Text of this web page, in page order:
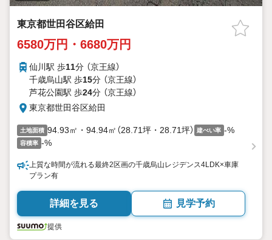
東京都世田谷区給田
6580万円・6680万円
仙川駅 歩11分 （京王線）
千歳烏山駅 歩15分 （京王線）
芦花公園駅 歩24分 （京王線）
東京都世田谷区給田
土地面積 94.93㎡・94.94㎡（28.71坪・28.71坪） 建ぺい率 -%
容積率 -%
上質な時間が流れる最終2区画の千歳烏山レジデンス4LDK×車庫
プラン有
詳細を見る 見学予約
提供